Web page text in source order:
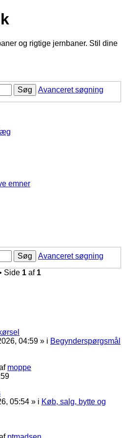
og rigtige jernbaner. Stil dine
Søg Avanceret søgning
emner
Søg
Avanceret søgning
Side 1 af 1
04:59 » i Begynderspørgsmål
moppe
05:54 » i Køb, salg, bytte og